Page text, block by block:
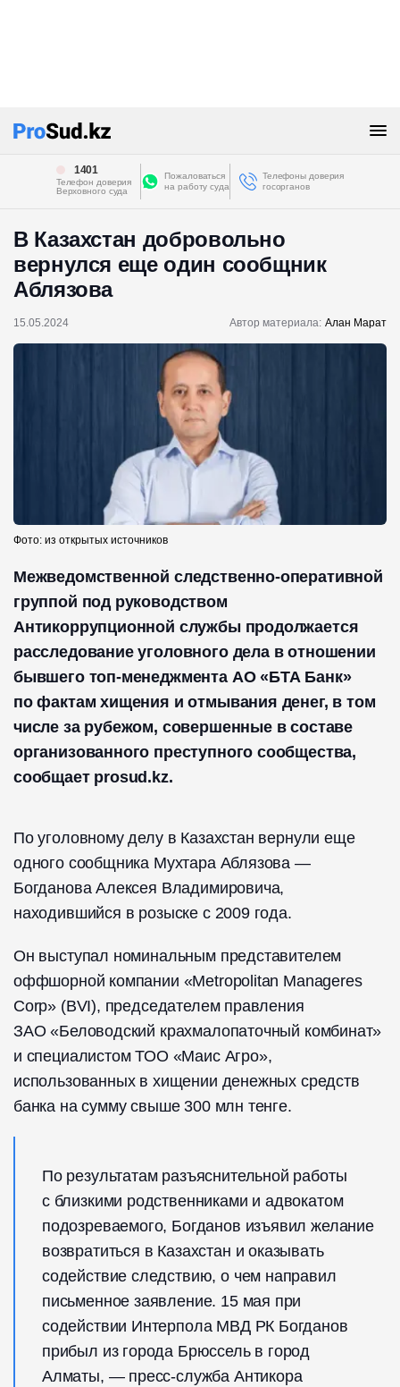
1401
Телефон доверия
Верховного суда
Пожаловаться
на работу суда
Телефоны доверия
госорганов
В Казахстан добровольно
вернулся еще один сообщник
Аблязова
15.05.2024 Автор материала: Алан Марат
Фото: из открытых источников
Межведомственной следственно-оперативной
группой под руководством
Антикоррупционной службы продолжается
расследование уголовного дела в отношении
бывшего топ-менеджмента АО «БТА Банк»
по фактам хищения и отмывания денег, в том
числе за рубежом, совершенные в составе
организованного преступного сообщества,
сообщает prosud.kz.
По уголовному делу в Казахстан вернули еще
одного сообщника Мухтара Аблязова —
Богданова Алексея Владимировича,
находившийся в розыске с 2009 года.
Он выступал номинальным представителем
оффшорной компании «Metropolitan Manageres
Corp» (BVI), председателем правления
ЗАО «Беловодский крахмалопаточный комбинат»
и специалистом ТОО «Маис Агро»,
использованных в хищении денежных средств
банка на сумму свыше 300 млн тенге.
По результатам разъяснительной работы
с близкими родственниками и адвокатом
подозреваемого, Богданов изъявил желание
возвратиться в Казахстан и оказывать
содействие следствию, о чем направил
письменное заявление. 15 мая при
содействии Интерпола МВД РК Богданов
прибыл из города Брюссель в город
Алматы, — пресс-служба Антикора